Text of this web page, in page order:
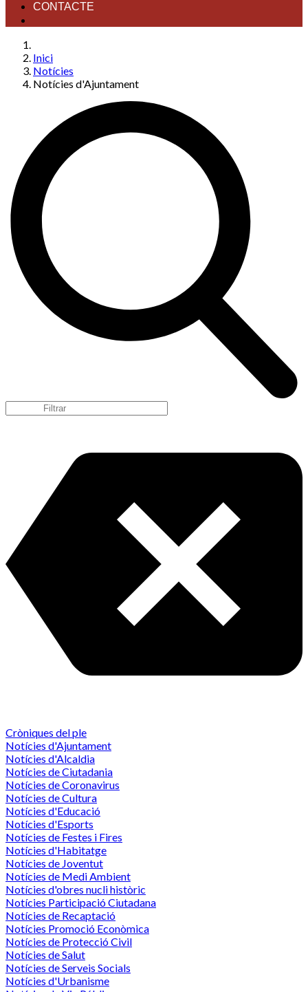
CONTACTE
Inici
Notícies
Notícies d'Ajuntament
Cròniques del ple
Notícies d'Ajuntament
Notícies d'Alcaldia
Notícies de Ciutadania
Notícies de Coronavirus
Notícies de Cultura
Notícies d'Educació
Notícies d'Esports
Notícies de Festes i Fires
Notícies d'Habitatge
Notícies de Joventut
Notícies de Medi Ambient
Notícies d'obres nucli històric
Notícies Participació Ciutadana
Notícies de Recaptació
Notícies Promoció Econòmica
Notícies de Protecció Civil
Notícies de Salut
Notícies de Serveis Socials
Notícies d'Urbanisme